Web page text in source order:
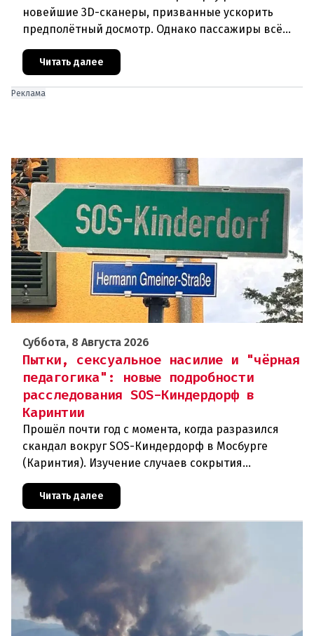
новейшие 3D-сканеры, призванные ускорить
предполётный досмотр. Однако пассажиры всё
отправляют на дополнительную пров
Читать далее
Реклама
Суббота, 8 Августа 2026
Пытки, сексуальное насилие и "чёрная
педагогика": новые подробности
расследования SOS-Киндердорф в
Каринтии
Прошёл почти год с момента, когда разразился
скандал вокруг SOS-Киндердорф в Мосбурге
(Каринтия). Изучение случаев сокрытия
масштабное расследование, которое продо
Читать далее